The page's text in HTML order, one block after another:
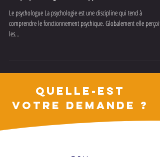
Le psychologue et l'hypnose
Le psychologue La psychologie est une discipline qui tend à
les...
VOTRE DEMANDE ?